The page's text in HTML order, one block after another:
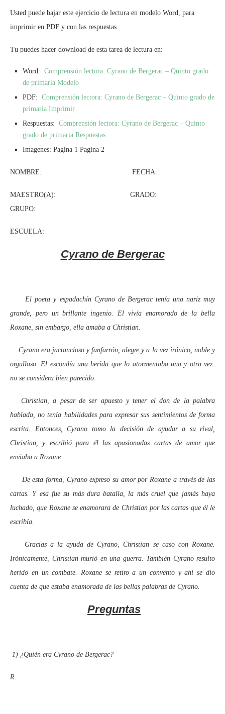
Usted puede bajar este ejercicio de lectura en modelo Word, para
imprimir en PDF y con las respuestas.
Tu puedes hacer download de esta tarea de lectura en:
Word: Comprensión lectora: Cyrano de Bergerac – Quinto grado
de primaria Modelo
PDF: Comprensión lectora: Cyrano de Bergerac – Quinto grado de
primaria Imprimir
Respuestas: Comprensión lectora: Cyrano de Bergerac – Quinto
grado de primaria Respuestas
Imagenes: Pagina 1 Pagina 2
NOMBRE: FECHA:
MAESTRO(A): GRADO:
GRUPO:
ESCUELA:
Cyrano de Bergerac
El poeta y espadachín Cyrano de Bergerac tenía una nariz muy
grande, pero un brillante ingenio. El vivía enamorado de la bella
Roxane, sin embargo, ella amaba a Christian.
Cyrano era jactancioso y fanfarrón, alegre y a la vez irónico, noble y
orgulloso. El escondía una herida que lo atormentaba una y otra vez:
no se considera bien parecido.
Christian, a pesar de ser apuesto y tener el don de la palabra
hablada, no tenía habilidades para expresar sus sentimientos de forma
escrita. Entonces, Cyrano tomo la decisión de ayudar a su rival,
Christian, y escribió para él las apasionadas cartas de amor que
enviaba a Roxane.
De esta forma, Cyrano expreso su amor por Roxane a través de las
cartas. Y esa fue su más dura batalla, la más cruel que jamás haya
luchado, que Roxane se enamorara de Christian por las cartas que él le
escribía.
Gracias a la ayuda de Cyrano, Christian se caso con Roxane.
Irónicamente, Christian murió en una guerra. También Cyrano resulto
herido en un combate. Roxane se retiro a un convento y ahí se dio
cuenta de que estaba enamorada de las bellas palabras de Cyrano.
Preguntas
1) ¿Quién era Cyrano de Bergerac?
R: